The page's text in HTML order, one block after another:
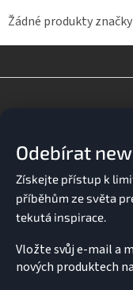
Žádné produkty značky
Odebírat
Vložte svůj e-mail a
nových produktech